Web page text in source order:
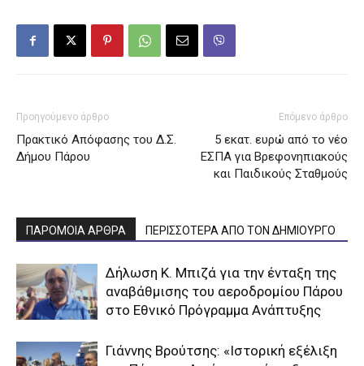
Προηγούμενο άρθρο
Πρακτικό Απόφασης του Δ.Σ.
Δήμου Πάρου
Επόμενο άρθρο
5 εκατ. ευρώ από το νέο
ΕΣΠΑ για Βρεφονηπιακούς
και Παιδικούς Σταθμούς
ΠΑΡΟΜΟΙΑ ΑΡΘΡΑ ΠΕΡΙΣΣΟΤΕΡΑ ΑΠΟ ΤΟΝ ΔΗΜΙΟΥΡΓΟ
Δήλωση Κ. Μπιζά για την ένταξη της
αναβάθμισης του αεροδρομίου Πάρου
στο Εθνικό Πρόγραμμα Ανάπτυξης
Γιάννης Βρούτσης: «Ιστορική εξέλιξη